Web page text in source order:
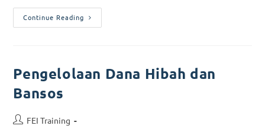
Continue Reading
Pengelolaan Dana Hibah dan
Bansos
FEI Training